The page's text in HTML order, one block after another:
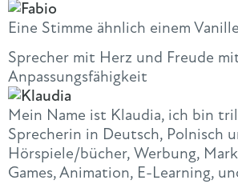
Eine Stimme ähnlich einem
Sprecher mit Herz und Freude
Anpassungsfähigkeit
Mein Name ist Klaudia, ich bin
Sprecherin in Deutsch, Polnisch
Hörspiele/bücher, Werbung,
Games, Animation, E-Learning,